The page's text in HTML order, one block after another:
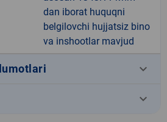
dan iborat huquqni
belgilovchi hujjatsiz bino
va inshootlar mavjud
keyboard_arrow_down
keyboard_arrow_down